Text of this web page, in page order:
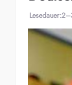
Lesedauer: